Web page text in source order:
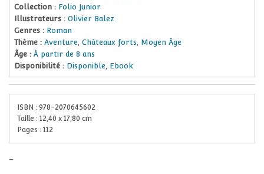
Collection : Folio Junior
Illustrateurs : Olivier Balez
Genres : Roman
Thème :Aventure ,Châteaux forts Moyen Âge
Âge :À partir de 8 ans
Disponibilité : Disponible Ebook
ISBN : 978-2070645602
Taille : 12,40 x 17,80 cm
Pages : 112
-